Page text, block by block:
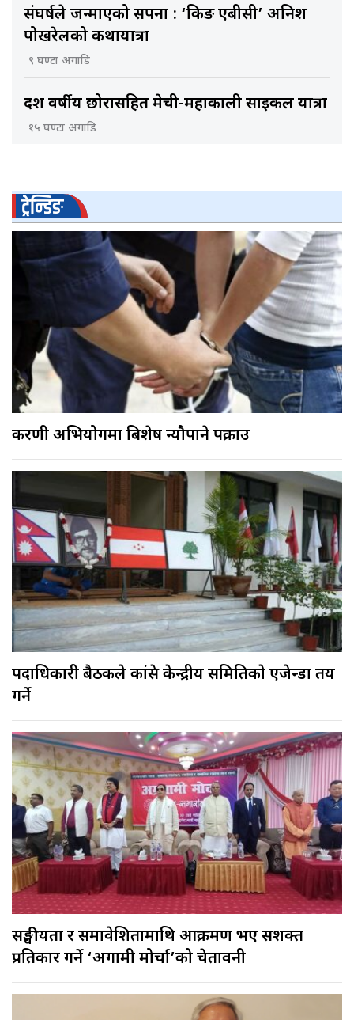
संघर्षले जन्माएको सपना : ‘किङ एबीसी’ अनिश
पोखरेलको कथायात्रा
९ घण्टा अगाडि
दश वर्षीय छोरासहित मेची-महाकाली साइकल यात्रा
१५ घण्टा अगाडि
ट्रेन्डिङ
करणी अभियोगमा बिशेष न्यौपाने पक्राउ
पदाधिकारी बैठकले कांग्रेस केन्द्रीय समितिकाे एजेन्डा तय
गर्ने
सङ्घीयता र समावेशितामाथि आक्रमण भए सशक्त
प्रतिकार गर्ने ‘अग्रगामी मोर्चा’को चेतावनी